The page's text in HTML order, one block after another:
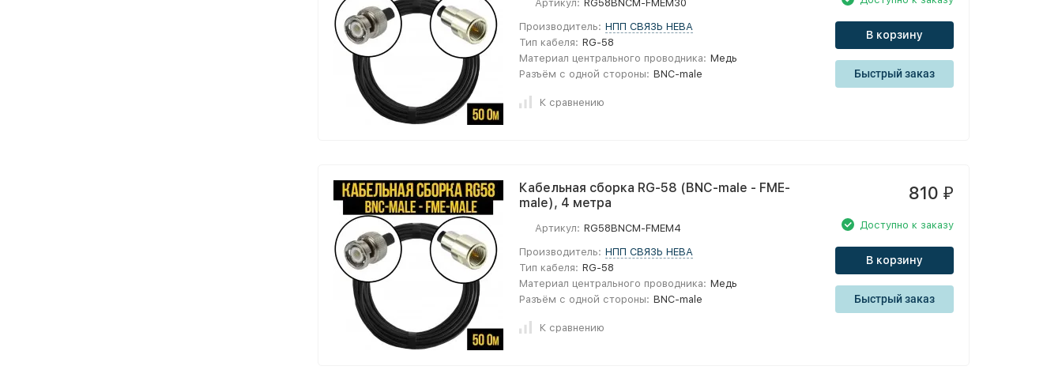
Артикул: RG58BNCM-FMEM30
Производитель: НПП СВЯЗЬ НЕВА
Тип кабеля: RG-58
Материал центрального проводника: Медь
Разъём с одной стороны: BNC-male
К сравнению
В корзину
Быстрый заказ
Кабельная сборка RG-58 (BNC-male - FME-
male), 4 метра
Артикул: RG58BNCM-FMEM4
Производитель: НПП СВЯЗЬ НЕВА
Тип кабеля: RG-58
Материал центрального проводника: Медь
Разъём с одной стороны: BNC-male
К сравнению
810 ₽
Доступно к заказу
В корзину
Быстрый заказ